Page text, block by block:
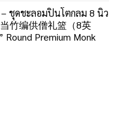
ชุดชะลอมปิ่นโตกลม 8 นิ้ว
竹编供僧礼篮（8英
Round Premium Monk